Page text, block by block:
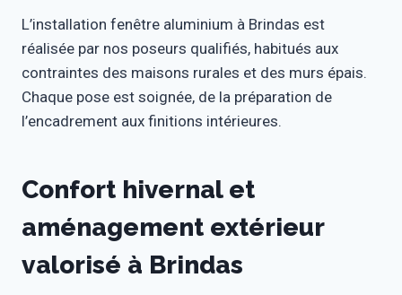
L’installation fenêtre aluminium à Brindas est
réalisée par nos poseurs qualifiés, habitués aux
contraintes des maisons rurales et des murs épais.
Chaque pose est soignée, de la préparation de
l’encadrement aux finitions intérieures.
Confort hivernal et
aménagement extérieur
valorisé à Brindas